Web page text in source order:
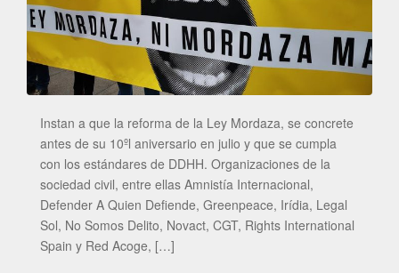
Instan a que la reforma de la Ley Mordaza, se concrete
antes de su 10ºl aniversario en julio y que se cumpla
con los estándares de DDHH. Organizaciones de la
sociedad civil, entre ellas Amnistía Internacional,
Defender A Quien Defiende, Greenpeace, Irídia, Legal
Sol, No Somos Delito, Novact, CGT, Rights International
Spain y Red Acoge, […]